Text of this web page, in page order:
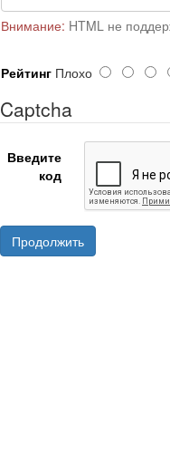
Внимание: HTML не
Рейтинг Плохо
Captcha
Введите
код
Продолжить